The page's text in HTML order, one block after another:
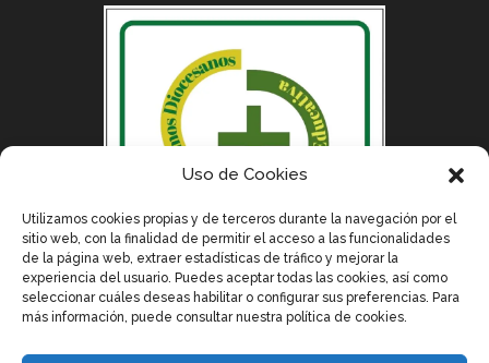
Uso de Cookies
Utilizamos cookies propias y de terceros durante la navegación por el
sitio web, con la finalidad de permitir el acceso a las funcionalidades
de la página web, extraer estadísticas de tráfico y mejorar la
experiencia del usuario. Puedes aceptar todas las cookies, así como
seleccionar cuáles deseas habilitar o configurar sus preferencias. Para
más información, puede consultar nuestra política de cookies.